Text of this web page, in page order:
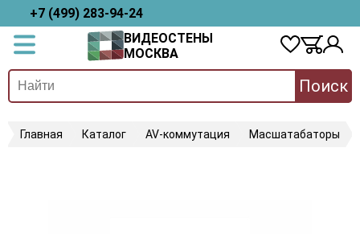
+7 (499) 283-94-24
ВИДЕОСТЕНЫ
МОСКВА
Поиск
Главная Каталог AV-коммутация Масшатабаторы